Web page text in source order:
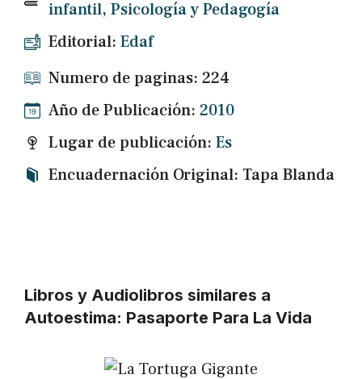
infantil, Psicología y Pedagogía
Editorial: Edaf
Numero de paginas: 224
Año de Publicación: 2010
Lugar de publicación: Es
Encuadernación Original: Tapa Blanda
Libros y Audiolibros similares a
Autoestima: Pasaporte Para La Vida